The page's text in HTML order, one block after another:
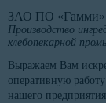
ЗАО ПО «Гамми»
Производство
хлебопекарной
Выражаем Вам
оперативную
нашего